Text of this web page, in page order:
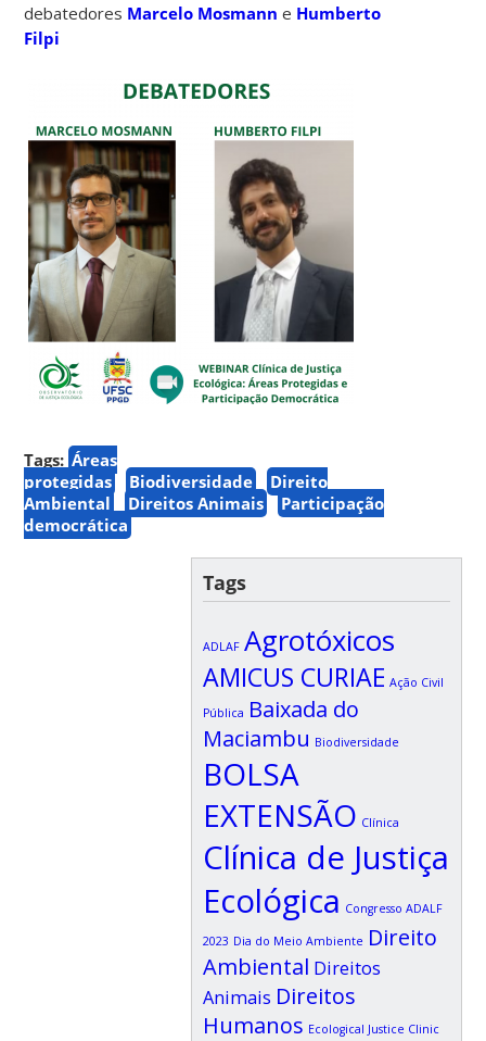
debatedores Marcelo Mosmann e Humberto
Filpi
Tags: Áreas
protegidas
Biodiversidade
Direito
Ambiental
Direitos Animais
Participação
democrática
Tags
ADLAF Agrotóxicos
AMICUS CURIAE Ação Civil
Pública Baixada do
Maciambu Biodiversidade
BOLSA
EXTENSÃO Clínica
Clínica de Justiça
Ecológica Congresso ADALF
2023 Dia do Meio Ambiente Direito
Ambiental Direitos
Animais Direitos
Humanos Ecological Justice Clinic